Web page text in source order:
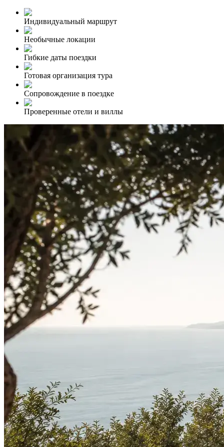
Индивидуальный маршрут
Необычные локации
Гибкие даты поездки
Готовая организация тура
Сопровождение в поездке
Проверенные отели и виллы